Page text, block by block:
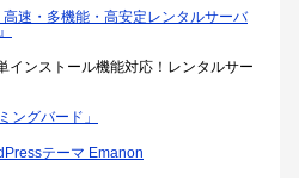
速・多機能・高安定レンタルサーバ
インストール機能対応！レンタルサー
ングバード」
テーマ Emanon